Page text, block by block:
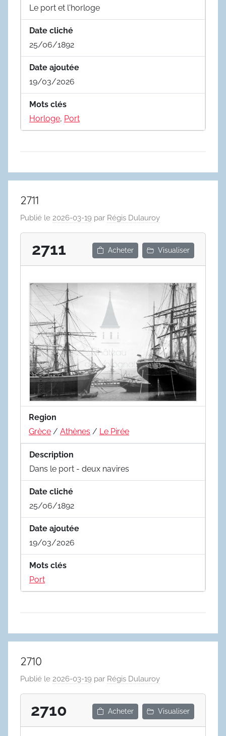
Le port et l'horloge
Date cliché
25/06/1892
Date ajoutée
19/03/2026
Mots clés
Horloge, Port
2711
Publié le 2026-03-19 par Régis Dulauroy
2711 Acheter Visualiser
Region
Grèce / Athènes / Le Pirée
Description
Dans le port - deux navires
Date cliché
25/06/1892
Date ajoutée
19/03/2026
Mots clés
Port
2710
Publié le 2026-03-19 par Régis Dulauroy
2710 Acheter Visualiser